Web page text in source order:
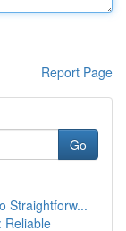
Report Page
Go
Straightforw...
Reliable